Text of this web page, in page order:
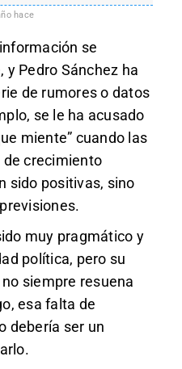
hace
se
Pedro Sánchez ha
de rumores o datos
se le ha acusado
miente” cuando las
crecimiento
sido positivas, sino
muy pragmático y
política, pero su
siempre resuena
esa falta de
debería ser un